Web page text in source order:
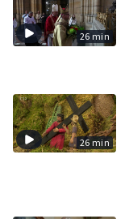
26 min
26 min